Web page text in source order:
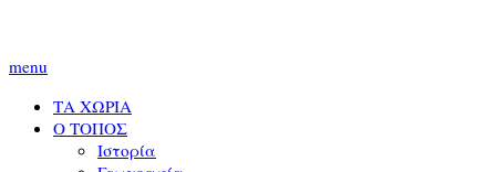
menu
ΤΑ ΧΩΡΙΑ
Ο ΤΟΠΟΣ
Ιστορία